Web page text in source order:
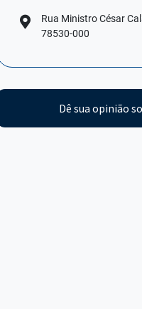
Rua Ministro César
78530-000
Dê sua opinião